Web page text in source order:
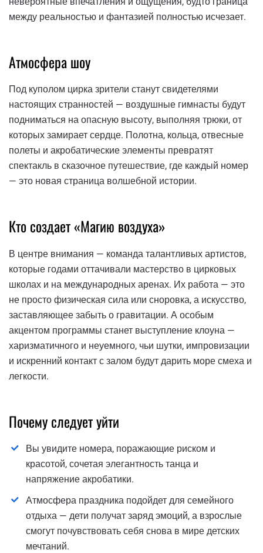
между реальностью и фантазией полностью исчезает.
Атмосфера шоу
Под куполом цирка зрители станут свидетелями
настоящих странностей — воздушные гимнасты будут
подниматься на опасную высоту, выполняя трюки, от
которых замирает сердце. Полотна, кольца, отвесные
полеты и акробатические элементы превратят
спектакль в сказочное путешествие, где каждый номер
— это новая страница волшебной истории.
Кто создает «Магию воздуха»
В центре внимания — команда талантливых артистов,
которые годами оттачивали мастерство в цирковых
школах и на международных аренах. Их работа — это
не просто физическая сила или сноровка, а искусство,
заставляющее забыть о гравитации. А особым
акцентом программы станет выступление клоуна —
харизматичного и неуемного, чьи шутки, импровизации
и искренний контакт с залом будут дарить море смеха и
легкости.
Почему следует уйти
Вы увидите номера, поражающие риском и
красотой, сочетая элегантность танца и
напряжение акробатики.
Атмосфера праздника подойдет для семейного
отдыха — дети получат заряд эмоций, а взрослые
смогут почувствовать себя снова в мире детских
мечтаний.